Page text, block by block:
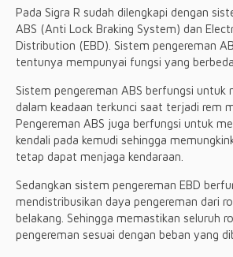
Pada Sigra R sudah dilengkapi dengan
ABS (Anti Lock Braking System) dan
Distribution (EBD). Sistem pengereman
tentunya mempunyai fungsi yang berbeda.
Sistem pengereman ABS berfungsi untuk
dalam keadaan terkunci saat terjadi rem
Pengereman ABS juga berfungsi untuk
kendali pada kemudi sehingga
tetap dapat menjaga kendaraan.
Sedangkan sistem pengereman EBD
mendistribusikan daya pengereman dari
belakang. Sehingga memastikan seluruh
pengereman sesuai dengan beban yang